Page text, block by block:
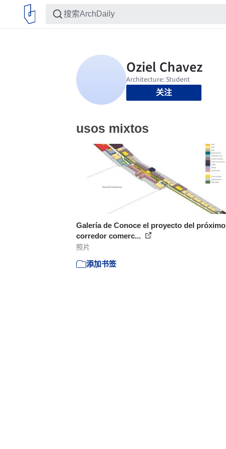
关注
usos mixtos
Galería de Conoce el proyecto del próximo
corredor comerc...
照片
添加书签